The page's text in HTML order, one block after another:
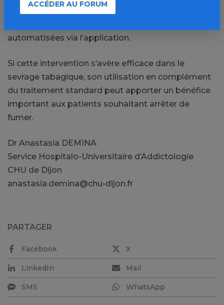
automatisées via l’application.
Si cette intervention s’avère efficace dans le
sevrage tabagique, son utilisation en complément
du traitement standard peut apporter un bénéfice
important aux patients souhaitant arrêter de
fumer.
Dr Anastasia DEMINA
Service Hospitalo-Universitaire d’Addictologie
CHU de Dijon
anastasia.demina@chu-dijon.fr
PARTAGER
Facebook X
LinkedIn Mail
SMS WhatsApp
ACCÉDER AU FORUM